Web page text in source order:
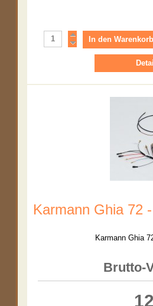
Karmann Ghia 72
Karmann Ghia
Brutto-